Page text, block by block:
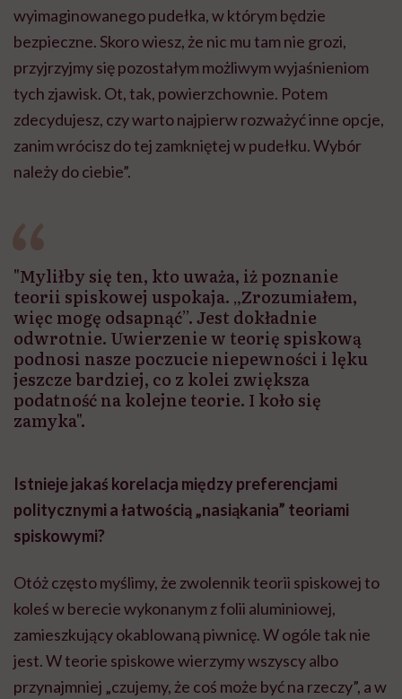
wyimaginowanego pudełka, w którym będzie
bezpieczne. Skoro wiesz, że nic mu tam nie grozi,
przyjrzyjmy się pozostałym możliwym wyjaśnieniom
tych zjawisk. Ot, tak, powierzchownie. Potem
zdecydujesz, czy warto najpierw rozważyć inne opcje,
zanim wrócisz do tej zamkniętej w pudełku. Wybór
należy do ciebie”.
"Myliłby się ten, kto uważa, iż poznanie
teorii spiskowej uspokaja. „Zrozumiałem,
więc mogę odsapnąć”. Jest dokładnie
odwrotnie. Uwierzenie w teorię spiskową
podnosi nasze poczucie niepewności i lęku
jeszcze bardziej, co z kolei zwiększa
podatność na kolejne teorie. I koło się
zamyka".
Istnieje jakaś korelacja między preferencjami
politycznymi a łatwością „nasiąkania” teoriami
spiskowymi?
Otóż często myślimy, że zwolennik teorii spiskowej to
koleś w berecie wykonanym z folii aluminiowej,
zamieszkujący okablowaną piwnicę. W ogóle tak nie
jest. W teorie spiskowe wierzymy wszyscy albo
przynajmniej „czujemy, że coś może być na rzeczy”, a w